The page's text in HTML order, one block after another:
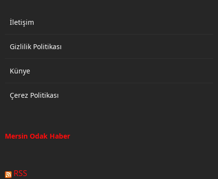
nedenle kız arkadaşıyla...
İletişim
Gizlilik Politikası
Künye
Çerez Politikası
Mersin Odak Haber
RSS